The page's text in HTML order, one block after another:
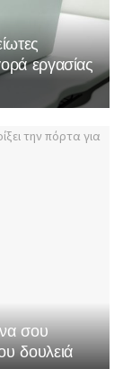
εργασίας
σου
δουλειά